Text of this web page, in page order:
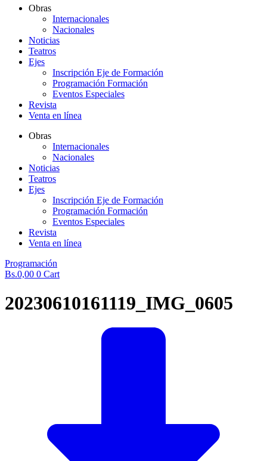
Obras
Internacionales
Nacionales
Noticias
Teatros
Ejes
Inscripción Eje de Formación
Programación Formación
Eventos Especiales
Revista
Venta en línea
Obras
Internacionales
Nacionales
Noticias
Teatros
Ejes
Inscripción Eje de Formación
Programación Formación
Eventos Especiales
Revista
Venta en línea
Programación
Bs.0,00 0 Cart
20230610161119_IMG_0605